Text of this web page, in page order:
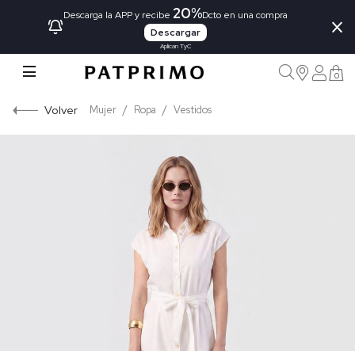
Descarga la APP y recibe 20%Dcto en una compra
Descargar
Aplican TyC
×
0
Volver Mujer Ropa Vestidos